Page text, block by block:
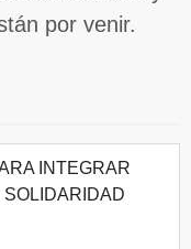
por venir.
INTEGRAR